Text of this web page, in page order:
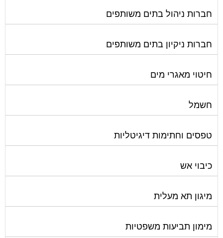
חברות ניהול בתים משותפים
חברות ניקיון בתים משותפים
חיטוי מאגרי מים
חשמל
טפסים וחתימות דיגיטליות
כיבוי אש
מיגון תא מעלית
מימון תביעות משפטיות